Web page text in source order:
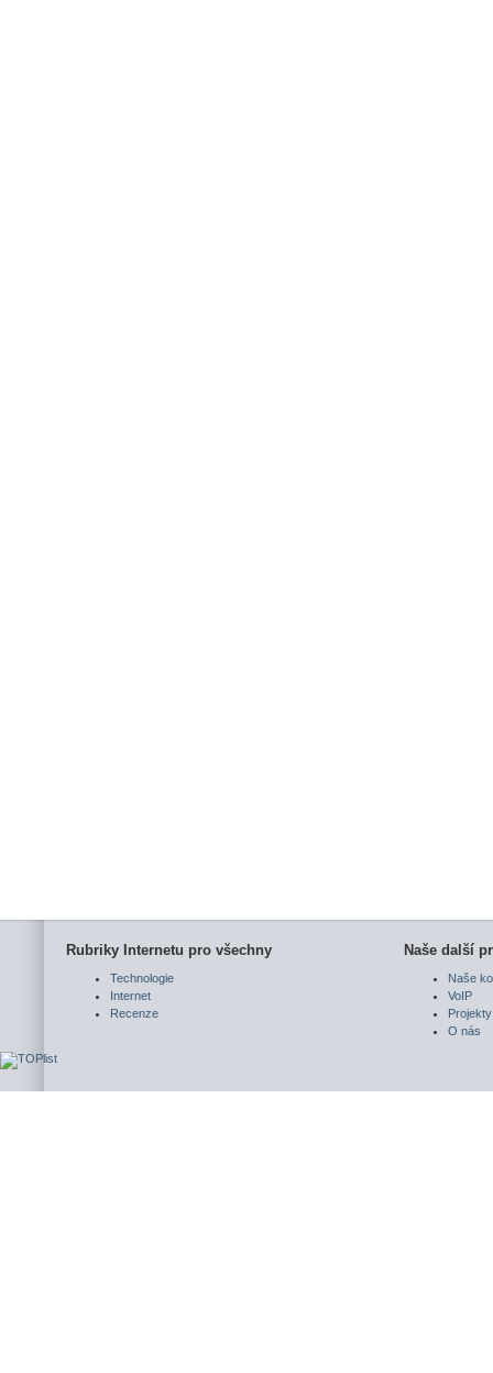
Rubriky Internetu pro všechny
Technologie
Internet
Recenze
Naše další
Naše
VoIP
Projekty
O nás